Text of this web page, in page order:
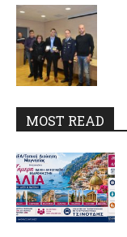
MOST READ